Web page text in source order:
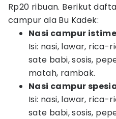
Rp20 ribuan. Berikut
campur ala Bu Kadek:
Nasi campur
Isi: nasi, lawar, rica-
sate babi, sosis,
matah, rambak.
Nasi campur
Isi: nasi, lawar, rica-
sate babi, sosis,